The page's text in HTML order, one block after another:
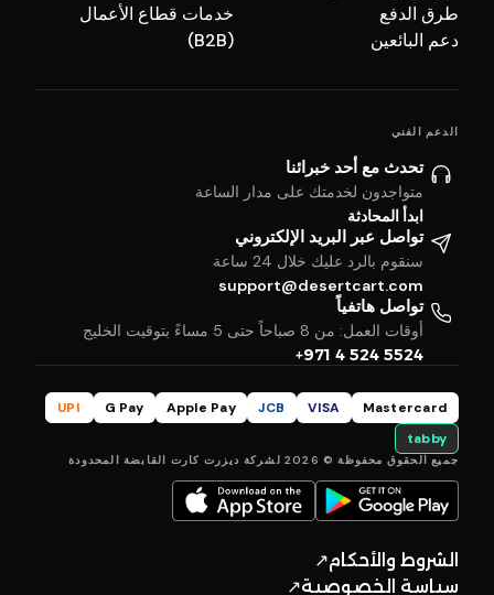
طرق الدفع
دعم البائعين
خدمات قطاع الأعمال
(B2B)
الدعم الفني
تحدث مع أحد خبرائنا
متواجدون لخدمتك على مدار الساعة
ابدأ المحادثة
تواصل عبر البريد الإلكتروني
سنقوم بالرد عليك خلال 24 ساعة
support@desertcart.com
تواصل هاتفياً
أوقات العمل: من 8 صباحاً حتى 5 مساءً بتوقيت الخليج
+971 4 524 5524
Mastercard
VISA
JCB
Apple Pay
G Pay
UPI
tabby
جميع الحقوق محفوظة © 2026 لشركة ديزرت كارت القابضة المحدودة
الشروط والأحكام↗
سياسة الخصوصية↗